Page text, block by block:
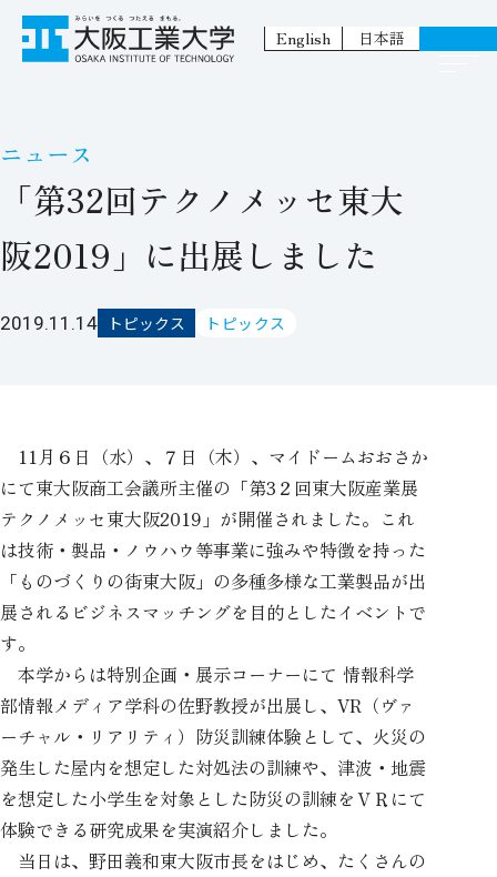
English 日本語
ニュース
「第32回テクノメッセ東大
阪2019」に出展しました
2019.11.14 トピックス トピックス
11月６日（水）、７日（木）、マイドームおおさか
にて東大阪商工会議所主催の「第3２回東大阪産業展
テクノメッセ東大阪2019」が開催されました。これ
は技術・製品・ノウハウ等事業に強みや特徴を持った
「ものづくりの街東大阪」の多種多様な工業製品が出
展されるビジネスマッチングを目的としたイベントで
す。
本学からは特別企画・展示コーナーにて 情報科学
部情報メディア学科の佐野教授が出展し、VR（ヴァ
ーチャル・リアリティ）防災訓練体験として、火災の
発生した屋内を想定した対処法の訓練や、津波・地震
を想定した小学生を対象とした防災の訓練をＶＲにて
体験できる研究成果を実演紹介しました。
当日は、野田義和東大阪市長をはじめ、たくさんの